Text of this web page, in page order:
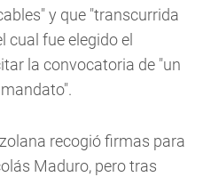
y que "transcurrida
cual fue elegido el
la convocatoria de "un
recogió firmas para
Maduro, pero tras